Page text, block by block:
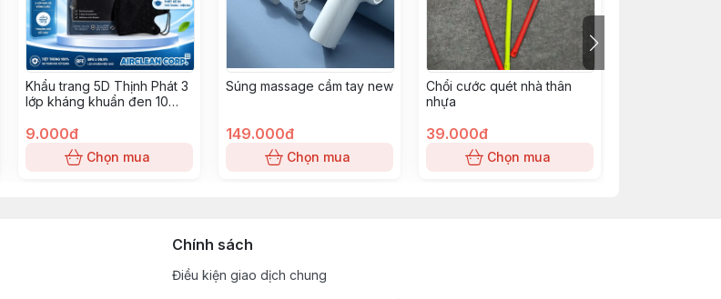
Khẩu trang 5D Thịnh Phát 3
lớp kháng khuẩn đen 10
9.000đ
Chọn mua
Súng massage cầm tay new
149.000đ
Chọn mua
Chổi cước quét nhà thân
nhựa
39.000đ
Chọn mua
Chính sách
Điều kiện giao dịch chung